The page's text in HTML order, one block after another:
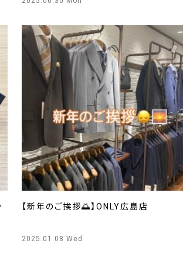
【新年のご挨拶🌅】ONLY広島店
2025.01.08 Wed